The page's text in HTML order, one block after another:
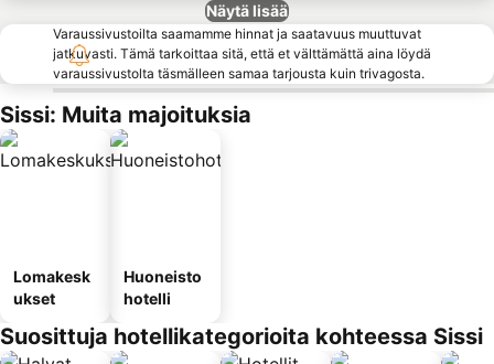
Näytä lisää
Varaussivustoilta saamamme hinnat ja saatavuus muuttuvat
jatkuvasti. Tämä tarkoittaa sitä, että et välttämättä aina löydä
varaussivustolta täsmälleen samaa tarjousta kuin trivagosta.
Sissi: Muita majoituksia
Lomakesk
ukset
Huoneisto
hotelli
Suosittuja hotellikategorioita kohteessa Sissi